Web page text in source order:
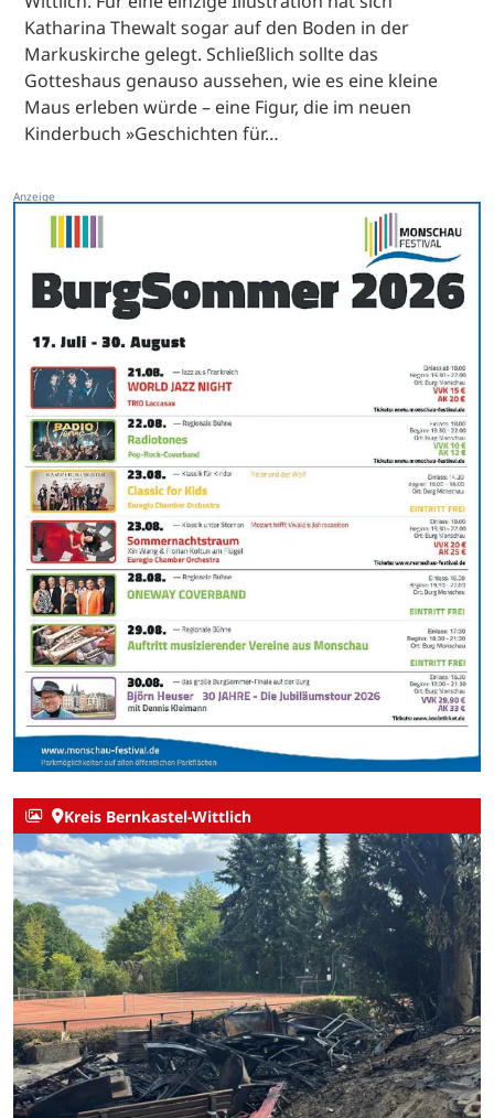
Katharina Thewalt sogar auf den Boden in der
Markuskirche gelegt. Schließlich sollte das
Gotteshaus genauso aussehen, wie es eine kleine
Maus erleben würde – eine Figur, die im neuen
Kinderbuch »Geschichten für…
Kreis Bernkastel-Wittlich